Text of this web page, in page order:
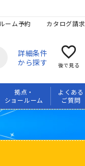
ーム予約 カタログ請求
詳細条件
から探す
favorite_border
後で見る
拠点・
ショールーム
よくある
ご質問